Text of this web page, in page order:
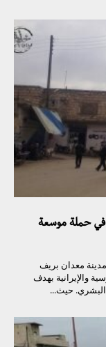
حملة موسعة
معدان بريف
والإيرانية بهدف
حيث...